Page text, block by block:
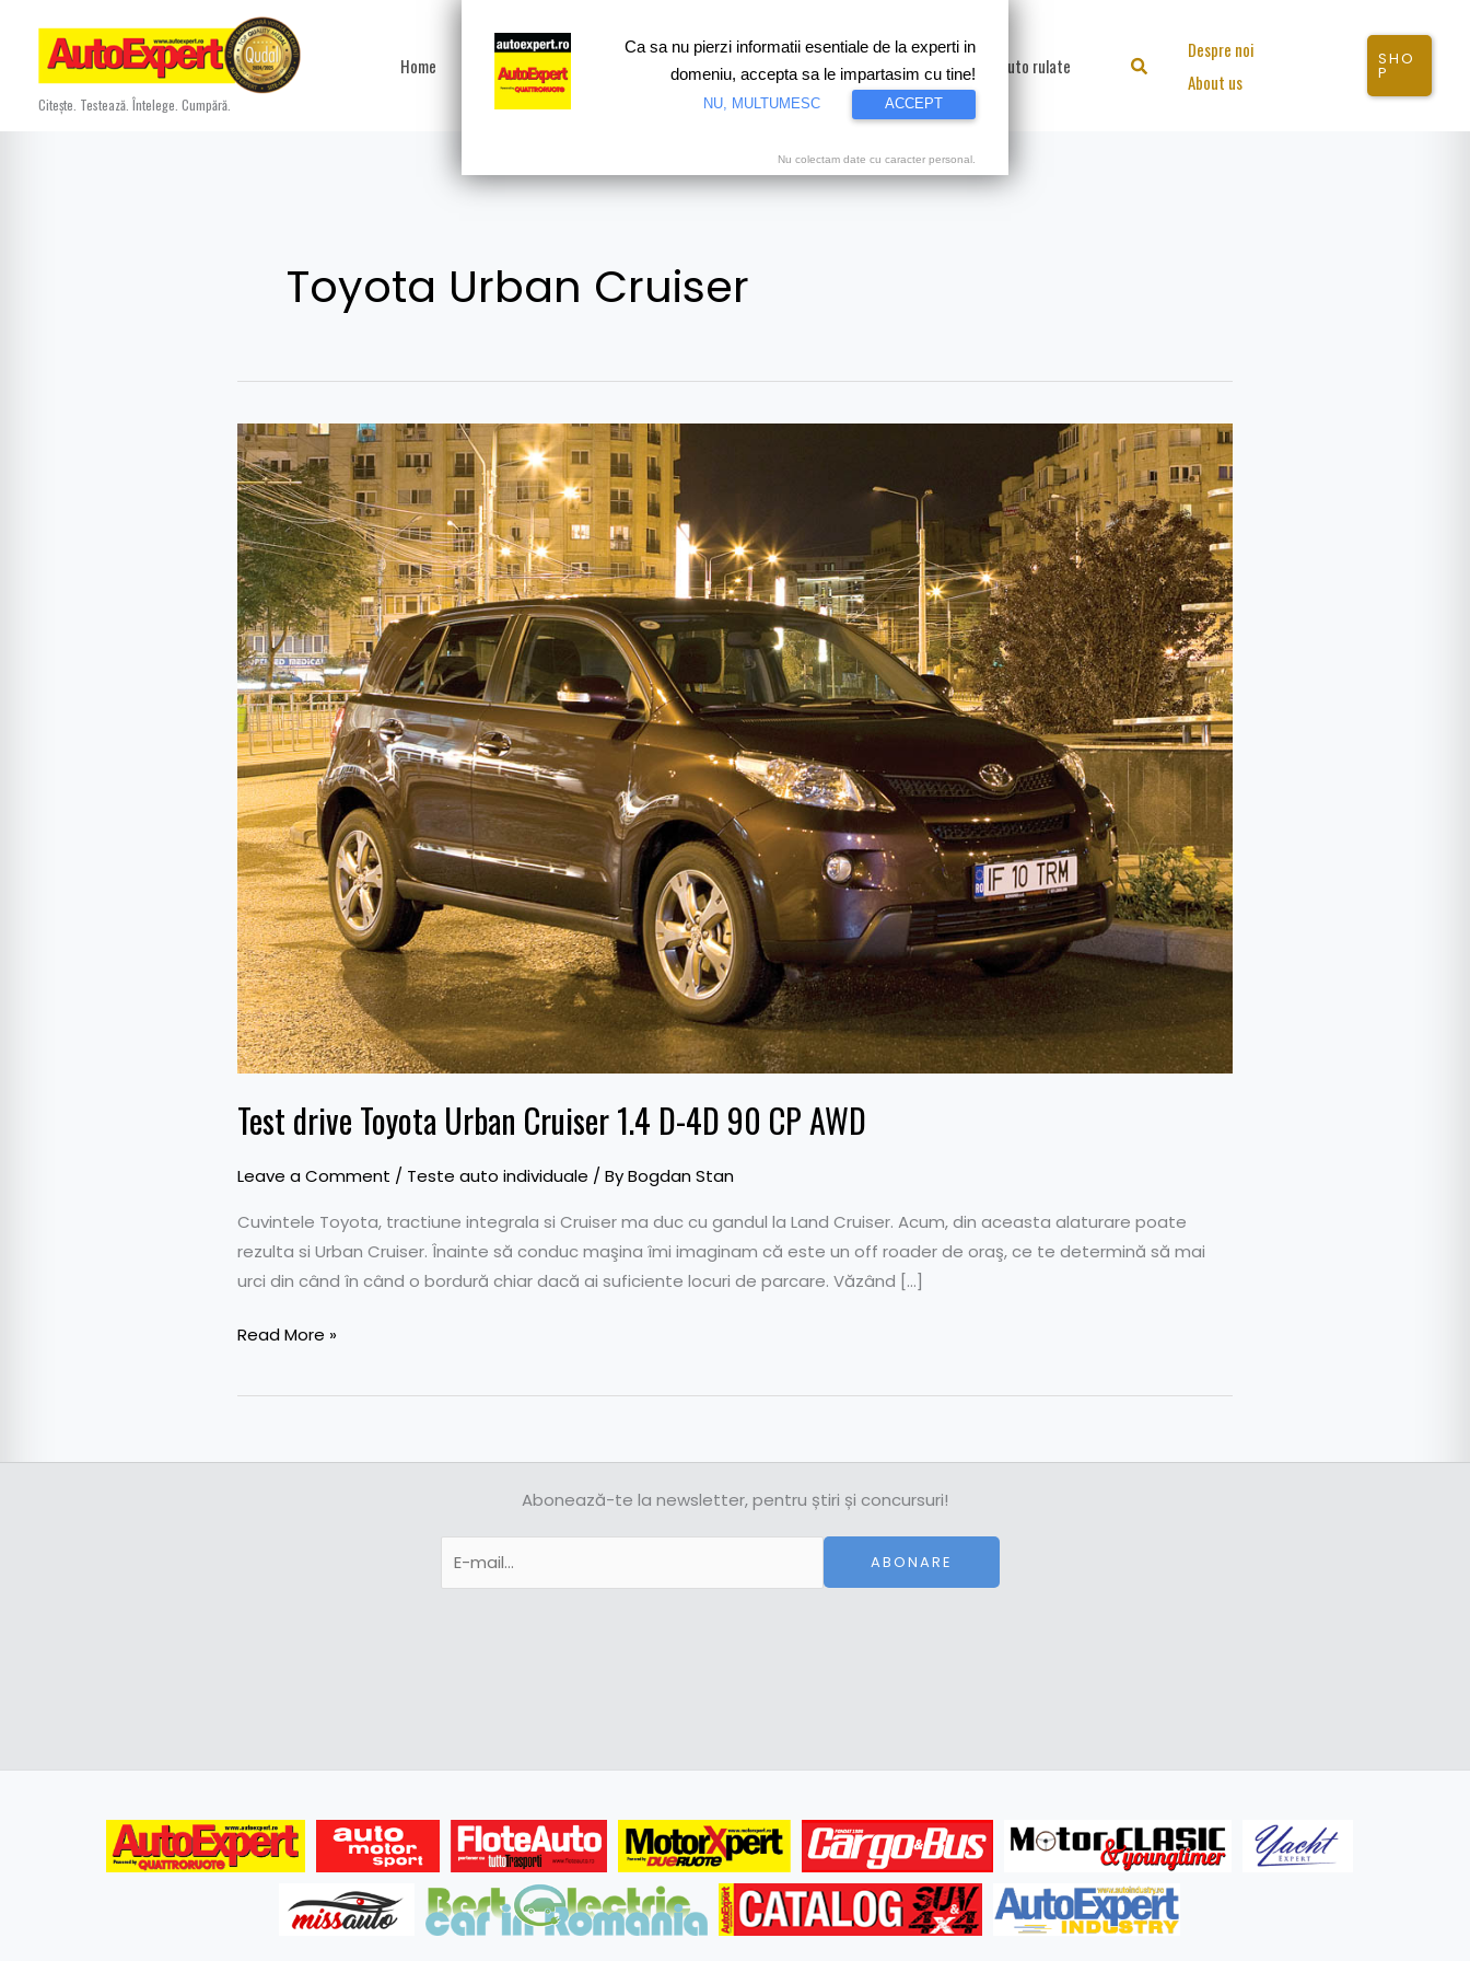
content
Citește. Testează. Întelege. Cumpără.
Home Test drive Motorsport Proiecte speciale Video Auto rulate Search
Despre noi
About us
SHO
P
Toyota Urban Cruiser
Test drive Toyota Urban Cruiser 1.4 D-4D 90 CP AWD
Leave a Comment / Teste auto individuale / ByBogdan Stan
Cuvintele Toyota, tractiune integrala si Cruiser ma duc cu gandul la Land Cruiser. Acum, din aceasta alaturare poate
rezulta si Urban Cruiser. Înainte să conduc maşina îmi imaginam că este un off roader de oraş, ce te determină să mai
urci din când în când o bordură chiar dacă ai suficiente locuri de parcare. Văzând […]
Test
drive
Toyota
Urban
Cruiser
1.4
D-
4D
90
CP
AWD
Read More »
Abonează-te la newsletter, pentru știri și concursuri!
ABONARE
Ca sa nu pierzi informatii esentiale de la experti in
domeniu, accepta sa le impartasim cu tine!
NU, MULTUMESC ACCEPT
Nu colectam date cu caracter personal.